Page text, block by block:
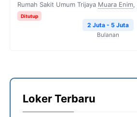
Rumah Sakit Umum Trijaya Muara Enim,
Ditutup
2 Juta - 5 Juta
Bulanan
Loker Terbaru